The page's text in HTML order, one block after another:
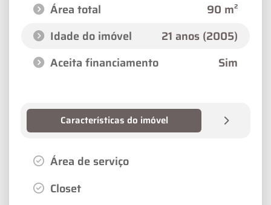
Área total
90 m²
Idade do imóvel
21 anos (2005)
Aceita financiamento
Sim
Características do imóvel
Área de serviço
Closet